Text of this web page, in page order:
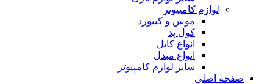
لوازم کامپیوتر
موس و کیبورد
کول پد
انواع کابل
انواع مبدل
سایر لوازم کامپیوتر
صفحه اصلی